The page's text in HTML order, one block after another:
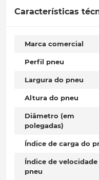
Características
Marca comercial
Perfil pneu
Largura do pneu
Altura do pneu
Diâmetro (em
polegadas)
Índice de carga do
Índice de velocidade
pneu